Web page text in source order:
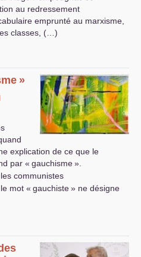
au redressement
emprunté au marxisme,
classes, (…)
»
explication de ce que le
par « gauchisme».
communistes
mot « gauchiste» ne désigne